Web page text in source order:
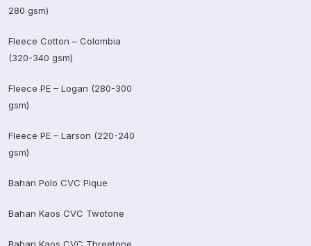
280 gsm)
Fleece Cotton – Colombia
(320-340 gsm)
Fleece PE – Logan (280-300
gsm)
Fleece PE – Larson (220-240
gsm)
Bahan Polo CVC Pique
Bahan Kaos CVC Twotone